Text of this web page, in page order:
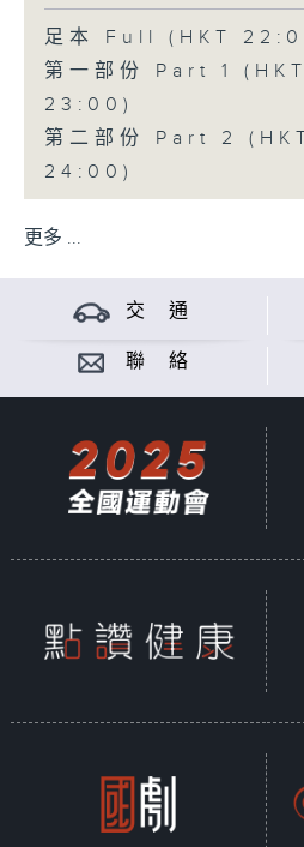
足本 Full (HKT
第一部份 Part 1
23:00)
第二部份 Part 2
24:00)
更多 ...
交 通
聯 絡